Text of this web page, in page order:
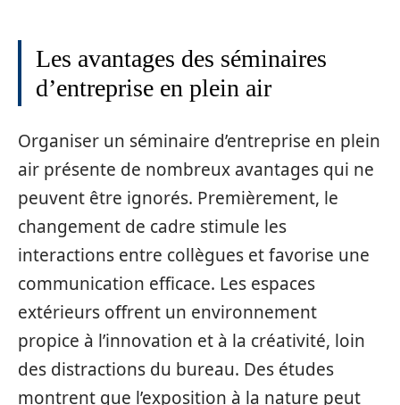
Les avantages des séminaires
d’entreprise en plein air
Organiser un séminaire d’entreprise en plein
air présente de nombreux avantages qui ne
peuvent être ignorés. Premièrement, le
changement de cadre stimule les
interactions entre collègues et favorise une
communication efficace. Les espaces
extérieurs offrent un environnement
propice à l’innovation et à la créativité, loin
des distractions du bureau. Des études
montrent que l’exposition à la nature peut